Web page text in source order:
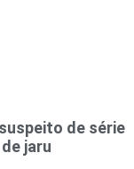
de série
jaru